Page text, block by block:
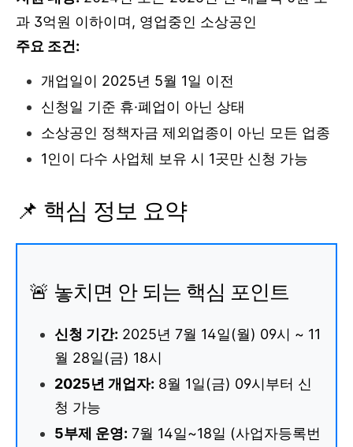
과 3억원 이하이며, 영업중인 소상공인
주요 조건:
개업일이 2025년 5월 1일 이전
신청일 기준 휴·폐업이 아닌 상태
소상공인 정책자금 제외업종이 아닌 모든 업종
1인이 다수 사업체 보유 시 1곳만 신청 가능
📌 핵심 정보 요약
🚨 놓치면 안 되는 핵심 포인트
신청 기간: 2025년 7월 14일(월) 09시 ~ 11
월 28일(금) 18시
2025년 개업자: 8월 1일(금) 09시부터 신
청 가능
5부제 운영: 7월 14일~18일 (사업자등록번